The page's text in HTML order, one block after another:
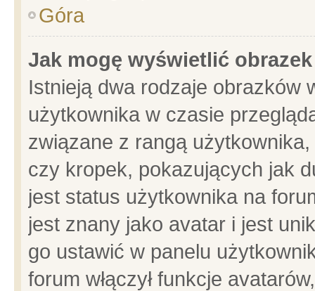
Góra
Jak mogę wyświetlić
Istnieją dwa rodzaje obrazków
użytkownika w czasie
związane z rangą
czy kropek, pokazujących jak
jest status użytkownika na
jest znany jako avatar i jest
go ustawić w panelu
forum włączył funkcje